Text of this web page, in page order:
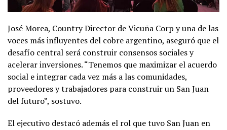
José Morea, Country Director de Vicuña Corp y una de las
voces más influyentes del cobre argentino, aseguró que el
desafío central será construir consensos sociales y
acelerar inversiones. “Tenemos que maximizar el acuerdo
social e integrar cada vez más a las comunidades,
proveedores y trabajadores para construir un San Juan
del futuro”, sostuvo.
El ejecutivo destacó además el rol que tuvo San Juan en